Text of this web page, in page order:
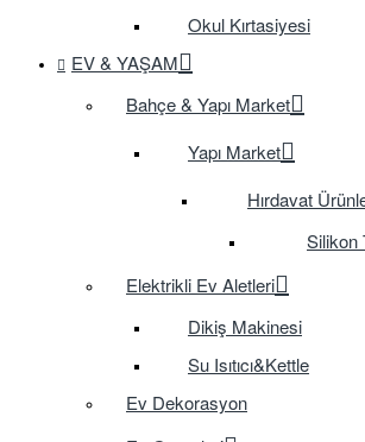
Okul Kırtasiyesi
EV & YAŞAM
Bahçe & Yapı Market
Yapı Market
Hırdavat
Silikon
Elektrikli Ev Aletleri
Dikiş Makinesi
Su Isıtıcı&Kettle
Ev Dekorasyon